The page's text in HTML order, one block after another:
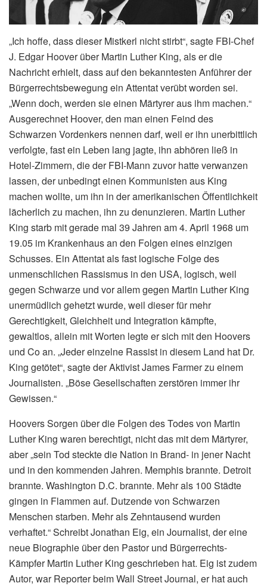
„Ich hoffe, dass dieser Mistkerl nicht stirbt“, sagte FBI-Chef
J. Edgar Hoover über Martin Luther King, als er die
Nachricht erhielt, dass auf den bekanntesten Anführer der
Bürgerrechtsbewegung ein Attentat verübt worden sei.
„Wenn doch, werden sie einen Märtyrer aus ihm machen.“
Ausgerechnet Hoover, den man einen Feind des
Schwarzen Vordenkers nennen darf, weil er ihn unerbittlich
verfolgte, fast ein Leben lang jagte, ihn abhören ließ in
Hotel-Zimmern, die der FBI-Mann zuvor hatte verwanzen
lassen, der unbedingt einen Kommunisten aus King
machen wollte, um ihn in der amerikanischen Öffentlichkeit
lächerlich zu machen, ihn zu denunzieren. Martin Luther
King starb mit gerade mal 39 Jahren am 4. April 1968 um
19.05 im Krankenhaus an den Folgen eines einzigen
Schusses. Ein Attentat als fast logische Folge des
unmenschlichen Rassismus in den USA, logisch, weil
gegen Schwarze und vor allem gegen Martin Luther King
unermüdlich gehetzt wurde, weil dieser für mehr
Gerechtigkeit, Gleichheit und Integration kämpfte,
gewaltlos, allein mit Worten legte er sich mit den Hoovers
und Co an. „Jeder einzelne Rassist in diesem Land hat Dr.
King getötet“, sagte der Aktivist James Farmer zu einem
Journalisten. „Böse Gesellschaften zerstören immer ihr
Gewissen.“
Hoovers Sorgen über die Folgen des Todes von Martin
Luther King waren berechtigt, nicht das mit dem Märtyrer,
aber „sein Tod steckte die Nation in Brand- in jener Nacht
und in den kommenden Jahren. Memphis brannte. Detroit
brannte. Washington D.C. brannte. Mehr als 100 Städte
gingen in Flammen auf. Dutzende von Schwarzen
Menschen starben. Mehr als Zehntausend wurden
verhaftet.“ Schreibt Jonathan Eig, ein Journalist, der eine
neue Biographie über den Pastor und Bürgerrechts-
Kämpfer Martin Luther King geschrieben hat. Eig ist zudem
Autor, war Reporter beim Wall Street Journal, er hat auch